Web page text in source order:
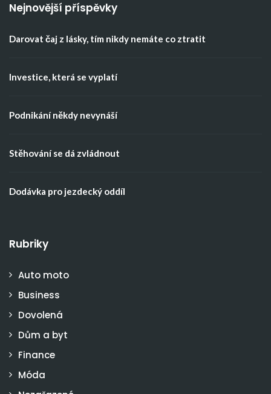
Nejnovější příspěvky
Darovat čaj z lásky, tím nikdy nemáte co ztratit
Investice, která se vyplatí
Podnikání někdy nevynáší
Stěhování se dá zvládnout
Dodávka pro jezdecký oddíl
Rubriky
Auto moto
Business
Dovolená
Dům a byt
Finance
Móda